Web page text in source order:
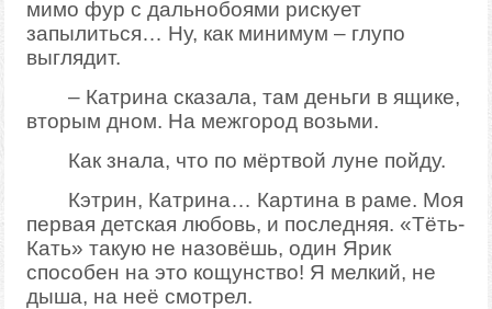
мимо фур с дальнобоями рискует
запылиться… Ну, как минимум – глупо
выглядит.
– Катрина сказала, там деньги в ящике,
вторым дном. На межгород возьми.
Как знала, что по мёртвой луне пойду.
Кэтрин, Катрина… Картина в раме. Моя
первая детская любовь, и последняя. «Тёть-
Кать» такую не назовёшь, один Ярик
способен на это кощунство! Я мелкий, не
дыша, на неё смотрел.